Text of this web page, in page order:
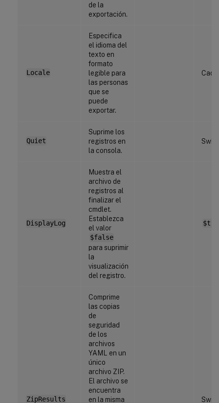
de la
exportación.
Locale
Especifica
el idioma del
texto en
formato
legible para
las personas
que se
puede
exportar.
Quiet
Suprime los
registros en
la consola.
DisplayLog
Muestra el
archivo de
registros al
finalizar el
cmdlet.
Establezca
el valor
$false
para suprimir
la
visualización
del registro.
ZipResults
Comprime
las copias
de
seguridad
de los
archivos
YAML en un
único
archivo ZIP.
El archivo se
encuentra
en la misma